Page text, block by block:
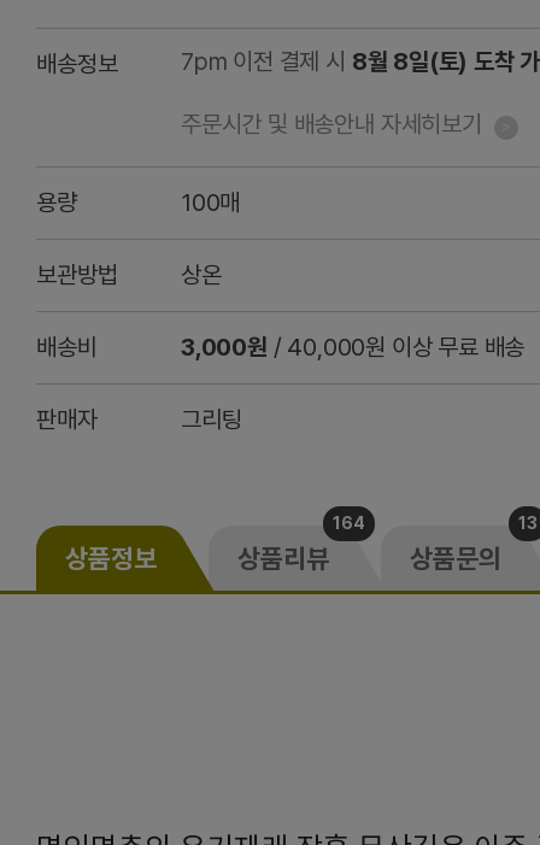
배송정보 7pm 이전 결제 시 8월 8일(토) 도착
주문시간 및 배송안내 자세히보기
용량 100매
보관방법 상온
배송비 3,000원 / 40,000원 이상 무료 배송
판매자 그리팅
상품정보 상품리뷰
164
상품문의
13